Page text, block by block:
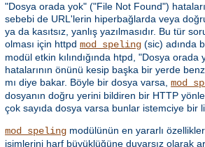
"Dosya orada yok" ("File Not Found")
sebebi de URL'lerin hiperbağlarda veya
ya da kasıtsız, yanlış yazılmasıdır. Bu tür
olması için httpd mod_speling (sic) adında
modül etkin kılındığında htpd, "Dosya
hatalarının önünü kesip başka bir yerde
mı diye bakar. Böyle bir dosya varsa,
dosyanın doğru yerini bildiren bir HTTP
çok sayıda dosya varsa bunlar istemciye bir
mod_speling modülünün en yararlı
isimlerini harf büyüklüğüne duyarsız olarak